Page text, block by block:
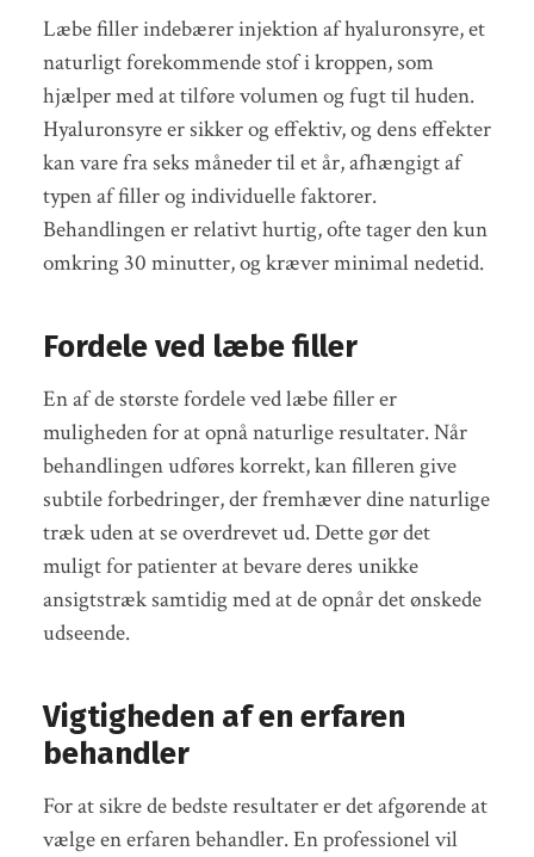
Læbe filler indebærer injektion af hyaluronsyre, et
naturligt forekommende stof i kroppen, som
hjælper med at tilføre volumen og fugt til huden.
Hyaluronsyre er sikker og effektiv, og dens effekter
kan vare fra seks måneder til et år, afhængigt af
typen af filler og individuelle faktorer.
Behandlingen er relativt hurtig, ofte tager den kun
omkring 30 minutter, og kræver minimal nedetid.
Fordele ved læbe filler
En af de største fordele ved læbe filler er
muligheden for at opnå naturlige resultater. Når
behandlingen udføres korrekt, kan filleren give
subtile forbedringer, der fremhæver dine naturlige
træk uden at se overdrevet ud. Dette gør det
muligt for patienter at bevare deres unikke
ansigtstræk samtidig med at de opnår det ønskede
udseende.
Vigtigheden af en erfaren
behandler
For at sikre de bedste resultater er det afgørende at
vælge en erfaren behandler. En professionel vil